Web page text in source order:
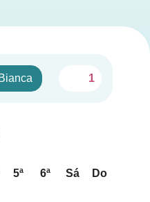
1
5ª 6ª Sá
Do